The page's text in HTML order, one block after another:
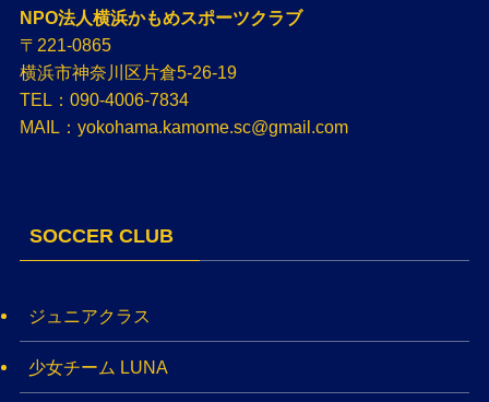
NPO法人横浜かもめスポーツクラブ
〒221-0865
横浜市神奈川区片倉5-26-19
TEL：090-4006-7834
MAIL：yokohama.kamome.sc@gmail.com
SOCCER CLUB
ジュニアクラス
少女チーム LUNA